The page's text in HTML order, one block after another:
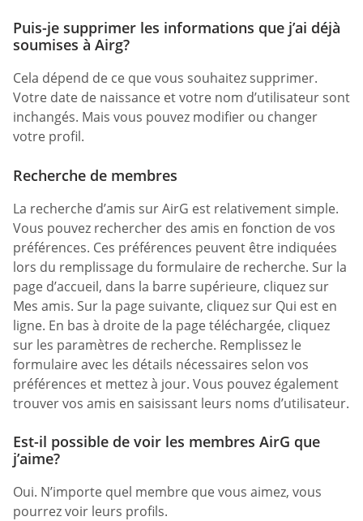
Puis-je supprimer les informations que j’ai déjà
soumises à Airg?
Cela dépend de ce que vous souhaitez supprimer.
Votre date de naissance et votre nom d’utilisateur sont
inchangés. Mais vous pouvez modifier ou changer
votre profil.
Recherche de membres
La recherche d’amis sur AirG est relativement simple.
Vous pouvez rechercher des amis en fonction de vos
préférences. Ces préférences peuvent être indiquées
lors du remplissage du formulaire de recherche. Sur la
page d’accueil, dans la barre supérieure, cliquez sur
Mes amis. Sur la page suivante, cliquez sur Qui est en
ligne. En bas à droite de la page téléchargée, cliquez
sur les paramètres de recherche. Remplissez le
formulaire avec les détails nécessaires selon vos
préférences et mettez à jour. Vous pouvez également
trouver vos amis en saisissant leurs noms d’utilisateur.
Est-il possible de voir les membres AirG que
j’aime?
Oui. N’importe quel membre que vous aimez, vous
pourrez voir leurs profils.